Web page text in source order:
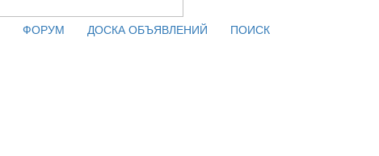
ФОРУМ ДОСКА ОБЪЯВЛЕНИЙ ПОИСК